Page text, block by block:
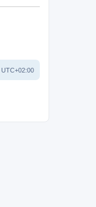
UTC+02:00